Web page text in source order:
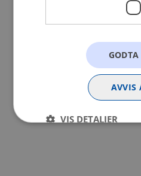
AVVIS
VIS DETALJER